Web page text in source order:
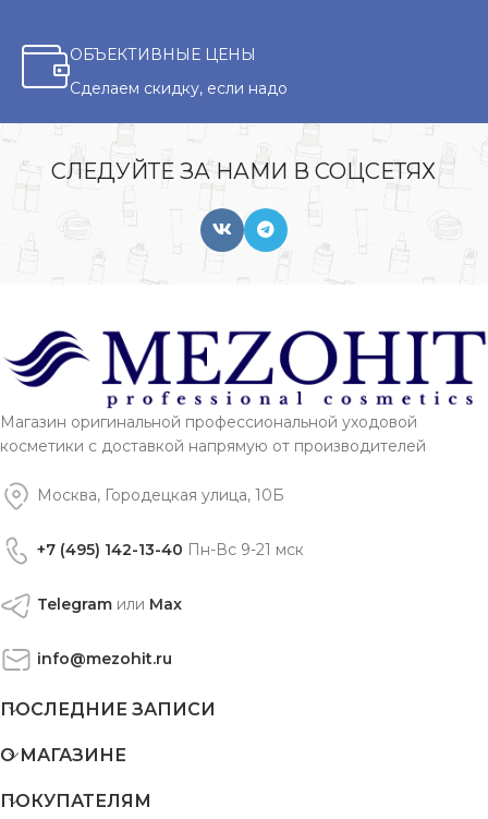
ОБЪЕКТИВНЫЕ ЦЕНЫ
Сделаем скидку, если надо
СЛЕДУЙТЕ ЗА НАМИ В СОЦСЕТЯХ
Магазин оригинальной профессиональной уходовой
косметики с доставкой напрямую от производителей
Москва, Городецкая улица, 10Б
+7 (495) 142-13-40 Пн-Вс 9-21 мск
Telegram или Max
info@mezohit.ru
ПОСЛЕДНИЕ ЗАПИСИ
О МАГАЗИНЕ
ПОКУПАТЕЛЯМ